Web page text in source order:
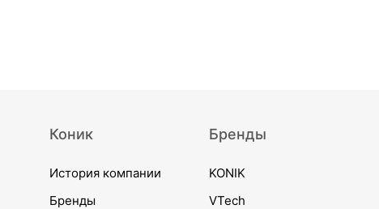
Коник
История компании
Бренды
Бренды
KONIK
VTech